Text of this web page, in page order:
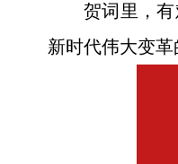
贺词里，
新时代伟大变